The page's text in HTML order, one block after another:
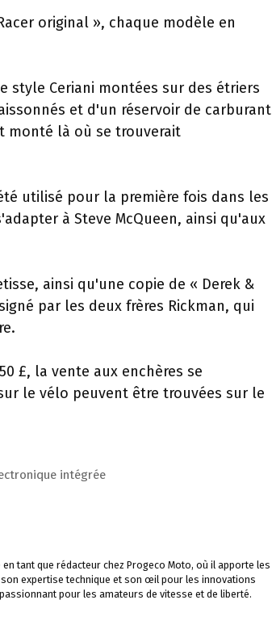
original », chaque modèle en
style Ceriani montées sur des étriers
et d'un réservoir de carburant
monté là où se trouverait
utilisé pour la première fois dans les
à Steve McQueen, ainsi qu'aux
ainsi qu'une copie de « Derek &
par les deux frères Rickman, qui
£, la vente aux enchères se
le vélo peuvent être trouvées sur le
intégrée
tant que rédacteur chez Progeco Moto, où il apporte les
expertise technique et son œil pour les innovations
pour les amateurs de vitesse et de liberté.